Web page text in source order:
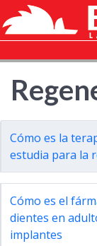
Cómo es la
estudia para la
Cómo es el
dientes en
implantes